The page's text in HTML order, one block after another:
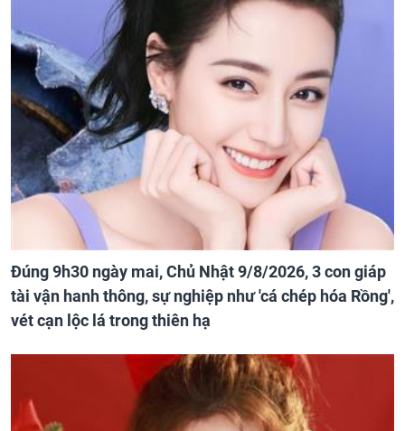
Đúng 9h30 ngày mai, Chủ Nhật 9/8/2026, 3 con giáp
tài vận hanh thông, sự nghiệp như 'cá chép hóa Rồng',
vét cạn lộc lá trong thiên hạ